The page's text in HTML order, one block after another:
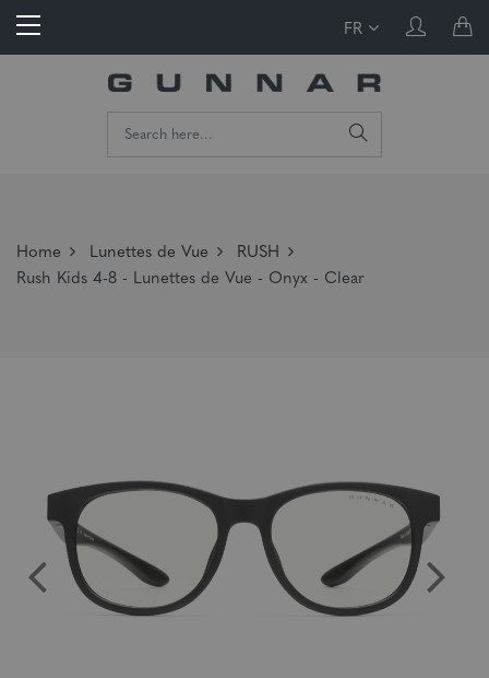
FR
Home Lunettes de Vue
RUSH
Rush Kids 4-8 - Lunettes de Vue - Onyx - Clear